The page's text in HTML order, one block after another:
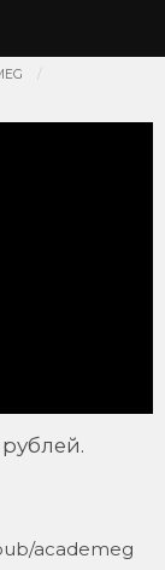
academeg